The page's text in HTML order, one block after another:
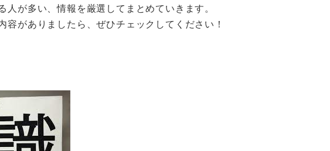
人が多い、情報を厳選してまとめていきます。
容がありましたら、ぜひチェックしてください！